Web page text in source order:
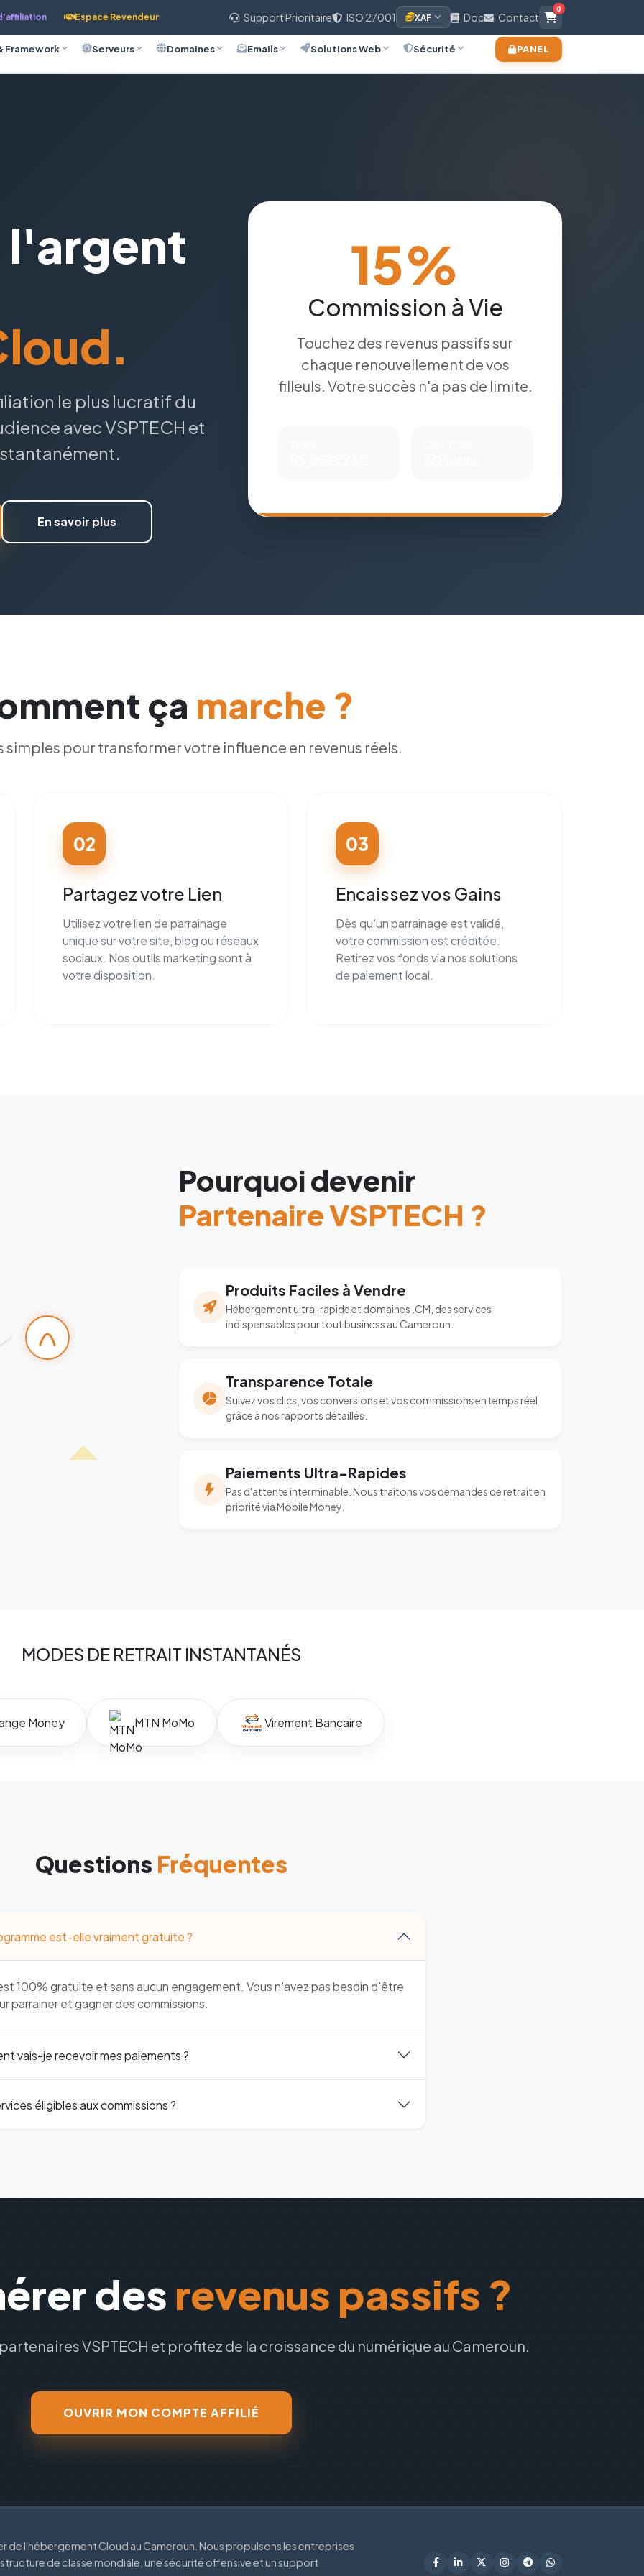
Espace Revendeur Support Prioritaire ISO 27001 XAF Doc Contact
0
Framework Serveurs Domaines Emails Solutions Web Sécurité PANEL
l'argent
le plus lucratif du
avec VSPTECH et
En savoir plus
15%
Commission à Vie
Touchez des revenus passifs sur
chaque renouvellement de vos
filleuls. Votre succès n'a pas de limite.
ça marche ?
simples pour transformer votre influence en revenus réels.
02
Partagez votre Lien
Utilisez votre lien de parrainage
unique sur votre site, blog ou réseaux
sociaux. Nos outils marketing sont à
votre disposition.
03
Encaissez vos Gains
Dès qu'un parrainage est validé,
votre commission est créditée.
Retirez vos fonds via nos solutions
de paiement local.
Pourquoi devenir
Partenaire VSPTECH ?
Produits Faciles à Vendre
Hébergement ultra-rapide et domaines .CM, des services
indispensables pour tout business au Cameroun.
Transparence Totale
Suivez vos clics, vos conversions et vos commissions en temps réel
grâce à nos rapports détaillés.
Paiements Ultra-Rapides
Pas d'attente interminable. Nous traitons vos demandes de retrait en
priorité via Mobile Money.
MODES DE RETRAIT INSTANTANÉS
Money MTN MoMo Virement Bancaire
Questions Fréquentes
est-elle vraiment gratuite ?
100% gratuite et sans aucun engagement. Vous n'avez pas besoin d'être
parrainer et gagner des commissions.
vais-je recevoir mes paiements ?
éligibles aux commissions ?
des revenus passifs ?
VSPTECH et profitez de la croissance du numérique au Cameroun.
OUVRIR MON COMPTE AFFILIÉ
de l'hébergement Cloud au Cameroun. Nous propulsons les entreprises
de classe mondiale, une sécurité offensive et un support